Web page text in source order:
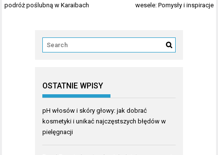
wpisu
podróż poślubną w Karaibach
wesele: Pomysły i inspiracje
OSTATNIE WPISY
pH włosów i skóry głowy: jak dobrać
kosmetyki i unikać najczęstszych błędów w
pielęgnacji